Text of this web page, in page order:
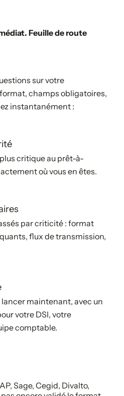
Feuille de route
sur votre
champs obligatoires,
instantanément :
critique au prêt-à-
où vous en êtes.
par criticité : format
flux de transmission,
maintenant, avec un
votre DSI, votre
comptable.
Sage, Cegid, Divalto,